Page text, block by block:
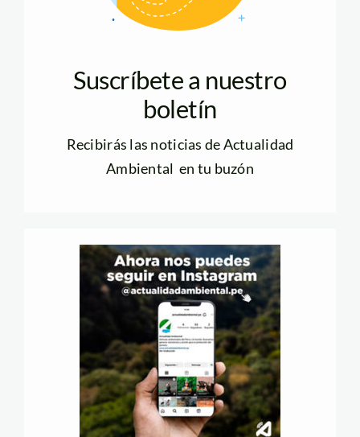
Suscríbete a nuestro
boletín
Recibirás las noticias de Actualidad
Ambiental en tu buzón